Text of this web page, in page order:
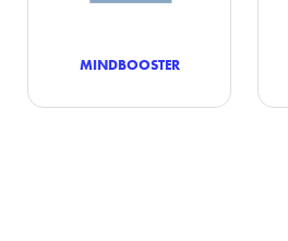
MINDBOOSTER